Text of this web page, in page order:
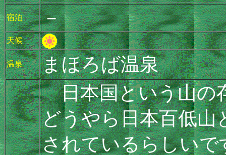
宿泊 －
天候
温泉 まほろば温泉
日本国という山の
どうやら日本百低山
されているらしいで